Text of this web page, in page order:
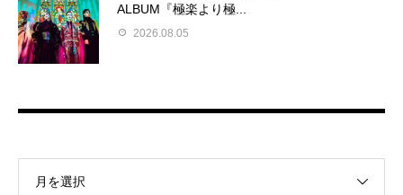
ALBUM『極楽より極...
2026.08.05
月を選択